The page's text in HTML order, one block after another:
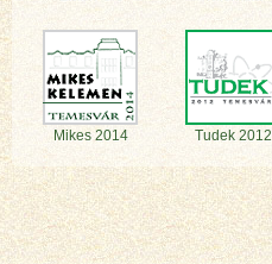
Mikes 2014 Tudek 2012